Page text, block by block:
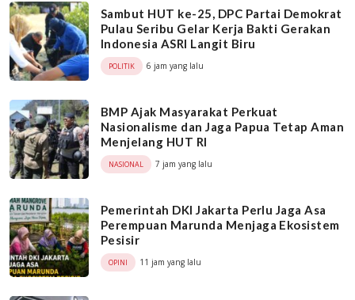
Sambut HUT ke-25, DPC Partai Demokrat
Pulau Seribu Gelar Kerja Bakti Gerakan
Indonesia ASRI Langit Biru
POLITIK 6 jam yang lalu
BMP Ajak Masyarakat Perkuat
Nasionalisme dan Jaga Papua Tetap Aman
Menjelang HUT RI
NASIONAL 7 jam yang lalu
Pemerintah DKI Jakarta Perlu Jaga Asa
Perempuan Marunda Menjaga Ekosistem
Pesisir
OPINI 11 jam yang lalu